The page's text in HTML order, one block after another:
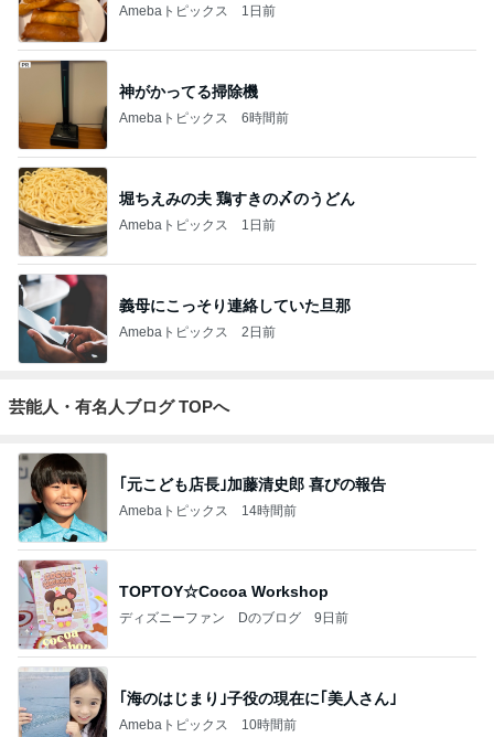
Amebaトピックス 1日前
神がかってる掃除機
Amebaトピックス 6時間前
堀ちえみの夫 鶏すきの〆のうどん
Amebaトピックス 1日前
義母にこっそり連絡していた旦那
Amebaトピックス 2日前
芸能人・有名人ブログ TOPへ
｢元こども店長｣加藤清史郎 喜びの報告
Amebaトピックス 14時間前
TOPTOY☆Cocoa Workshop
ディズニーファン Dのブログ 9日前
｢海のはじまり｣子役の現在に｢美人さん｣
Amebaトピックス 10時間前